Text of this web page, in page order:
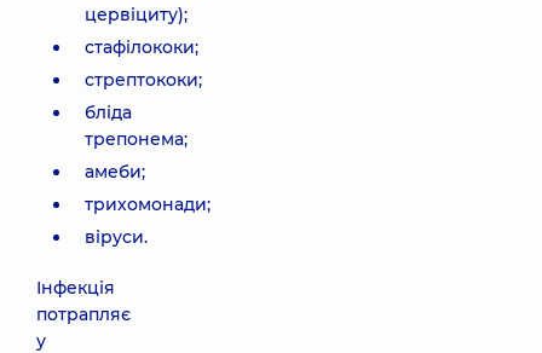
цервіциту);
стафілококи;
стрептококи;
бліда
трепонема;
амеби;
трихомонади;
віруси.
Інфекція
потрапляє
у